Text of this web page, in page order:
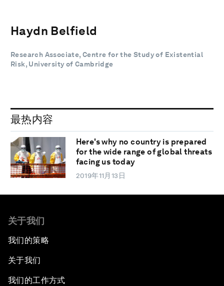
Haydn Belfield
Research Associate, Centre for the Study of Existential
Risk, University of Cambridge
最热内容
Here's why no country is prepared
for the wide range of global threats
facing us today
2019年11月13日
关于我们
我们的策略
关于我们
我们的工作方式